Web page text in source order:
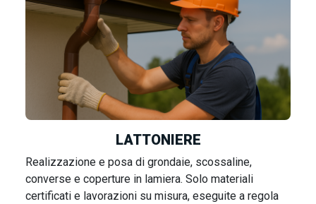
LATTONIERE
Realizzazione e posa di grondaie, scossaline,
converse e coperture in lamiera. Solo materiali
certificati e lavorazioni su misura, eseguite a regola